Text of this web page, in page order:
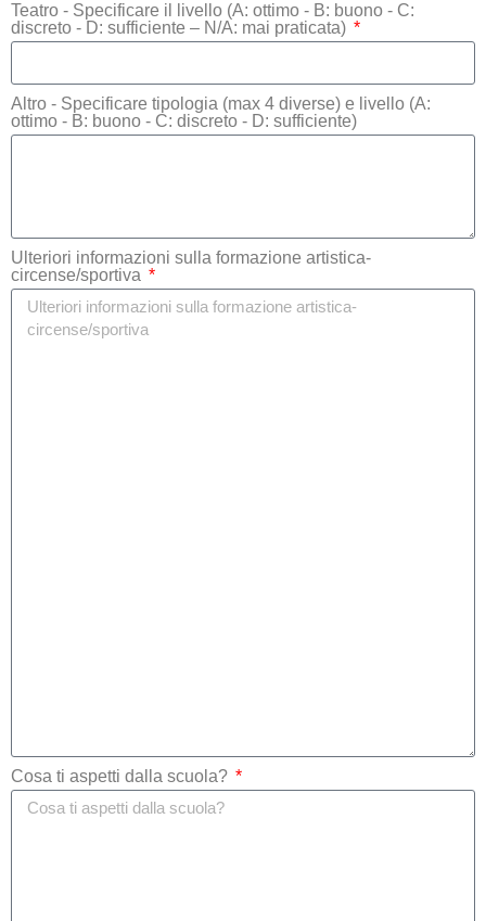
Teatro - Specificare il livello (A: ottimo - B: buono - C:
discreto - D: sufficiente – N/A: mai praticata)
Altro - Specificare tipologia (max 4 diverse) e livello (A:
ottimo - B: buono - C: discreto - D: sufficiente)
Ulteriori informazioni sulla formazione artistica-
circense/sportiva
Cosa ti aspetti dalla scuola?